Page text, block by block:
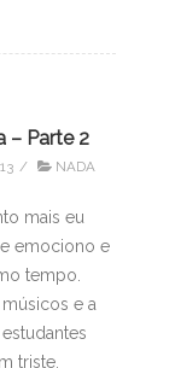
– Parte 2
/ NADA
mais eu
emociono e
tempo.
e a
triste.